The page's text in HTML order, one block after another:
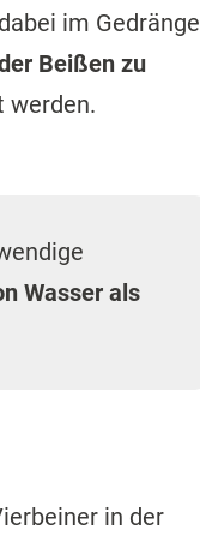
im Gedränge
Beißen zu
werden.
Wasser als
in der